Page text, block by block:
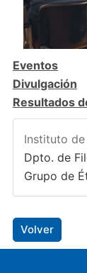
Eventos
Divulgación
Resultados
Instituto de
Dpto. de
Grupo de
Volver